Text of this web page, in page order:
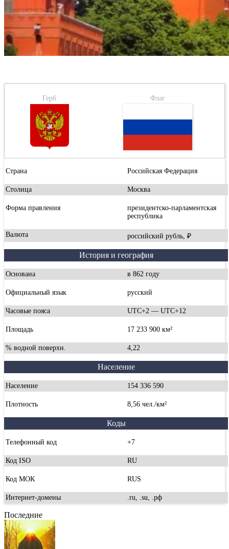
Герб Флаг
Страна Российская Федерация
Столица Москва
Форма правления
президентско-парламентская
республика
Валюта российский рубль, ₽
История и география
Основана в 862 году
Официальный язык русский
Часовые пояса UTC+2 — UTC+12
Площадь 17 233 900 км²
% водной поверхн. 4,22
Население
Население 154 336 590
Плотность 8,56 чел./км²
Коды
Телефонный код +7
Код ISO RU
Код МОК RUS
Интернет-домены .ru, .su, .рф
Последние